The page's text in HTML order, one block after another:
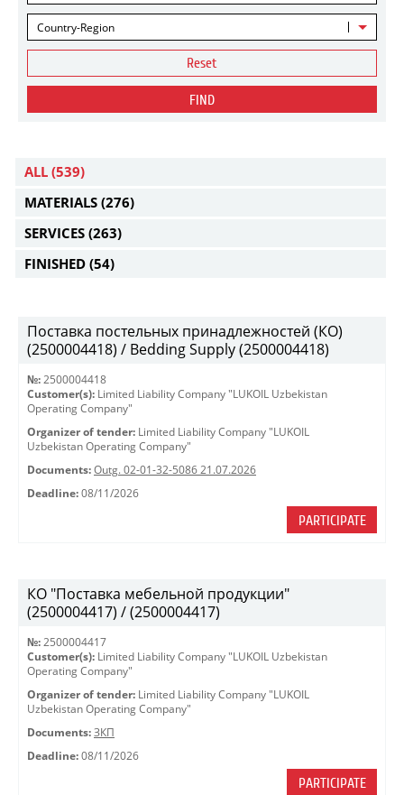
Country-Region
Reset
FIND
ALL (539)
MATERIALS (276)
SERVICES (263)
FINISHED (54)
Поставка постельных принадлежностей (КО)
(2500004418) / Bedding Supply (2500004418)
№: 2500004418
Customer(s): Limited Liability Company "LUKOIL Uzbekistan
Operating Company"
Organizer of tender: Limited Liability Company "LUKOIL
Uzbekistan Operating Company"
Documents: Outg. 02-01-32-5086 21.07.2026
Deadline: 08/11/2026
PARTICIPATE
КО "Поставка мебельной продукции"
(2500004417) / (2500004417)
№: 2500004417
Customer(s): Limited Liability Company "LUKOIL Uzbekistan
Operating Company"
Organizer of tender: Limited Liability Company "LUKOIL
Uzbekistan Operating Company"
Documents: ЗКП
Deadline: 08/11/2026
PARTICIPATE